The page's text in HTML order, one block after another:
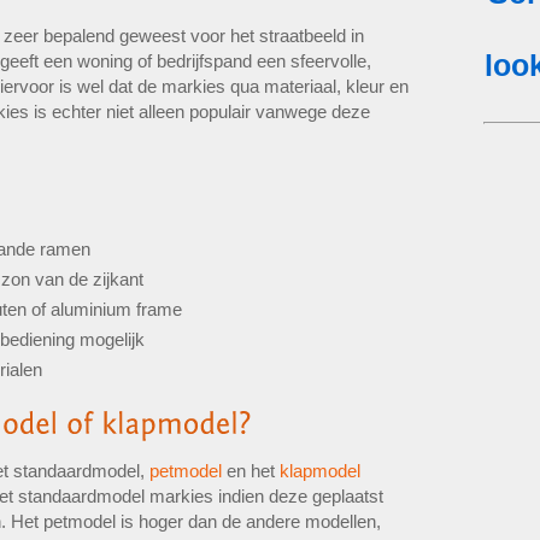
bepalend geweest voor het straatbeeld in
een woning of bedrijfspand een sfeervolle,
is wel dat de markies qua materiaal, kleur en
is echter niet alleen populair vanwege deze
ramen
van de zijkant
of aluminium frame
mogelijk
standaardmodel, petmodel en het klapmodel
standaardmodel markies indien deze geplaatst
petmodel is hoger dan de andere modellen,